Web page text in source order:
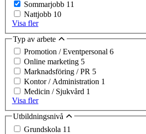
Sommarjobb 11
Nattjobb 10
Visa fler
Typ av arbete
Promotion / Eventpersonal 6
Online marketing 5
Marknadsföring / PR 5
Kontor / Administration 1
Medicin / Sjukvård 1
Visa fler
Utbildningsnivå
Grundskola 11